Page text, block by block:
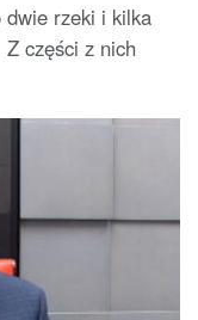
dwie rzeki i kilka
części z nich